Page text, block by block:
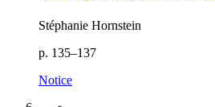
Stéphanie Hornstein
p. 135–137
Notice